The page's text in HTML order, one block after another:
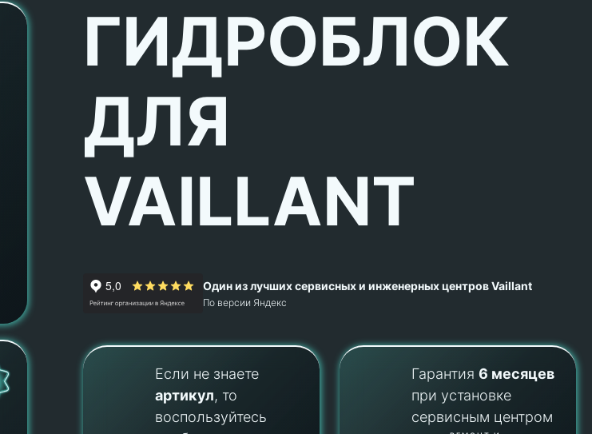
ГИДРОБЛОК
ДЛЯ
VAILLANT
Один из лучших сервисных и инженерных центров Vaillant
По версии Яндекс
Если не знаете
артикул, то
воспользуйтесь
Гарантия6 месяцев
при установке
сервисным центром